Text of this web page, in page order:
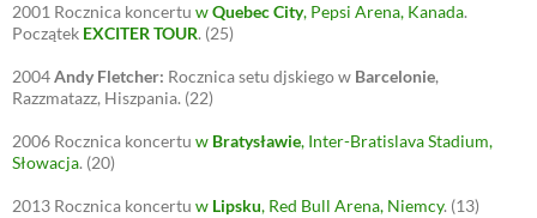
2001 Rocznica koncertu wQuebec City, Pepsi Arena, Kanada.
Początek EXCITER TOUR. (25)
2004Andy Fletcher: Rocznica setu djskiego w Barcelonie,
Razzmatazz, Hiszpania. (22)
2006 Rocznica koncertu w Bratysławie, Inter-Bratislava Stadium,
Słowacja. (20)
2013 Rocznica koncertu w Lipsku, Red Bull Arena, Niemcy. (13)